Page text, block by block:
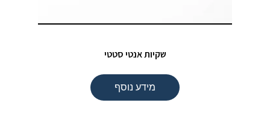
שקיות אנטי סטטי
מידע נוסף